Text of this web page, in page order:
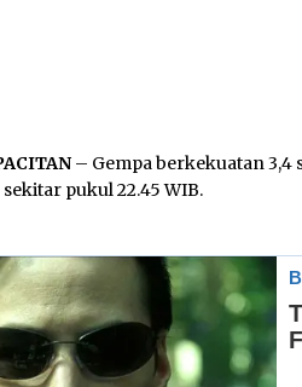
– Gempa berkekuatan 3,4
sekitar pukul 22.45 WIB.